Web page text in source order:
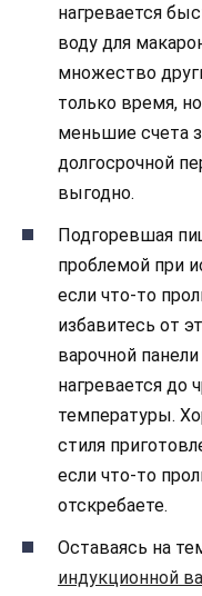
нагревается
воду для
множество
только время,
меньшие счета
долгосрочной
выгодно.
Подгоревшая
проблемой при
если что-то
избавитесь от
варочной
нагревается до
температуры.
стиля
если что-то
отскребаете.
Оставаясь на
индукционной